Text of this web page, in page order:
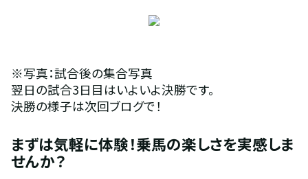
※写真：試合後の集合写真
翌日の試合3日目はいよいよ決勝です。
決勝の様子は次回ブログで！
まずは気軽に体験！乗馬の楽しさを実感しま
せんか？